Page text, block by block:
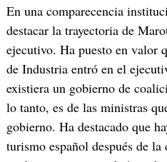
En una comparecencia
destacar la trayectoria de
ejecutivo. Ha puesto en valor
de Industria entró en el
existiera un gobierno de
lo tanto, es de las ministras
gobierno. Ha destacado que
turismo español después de